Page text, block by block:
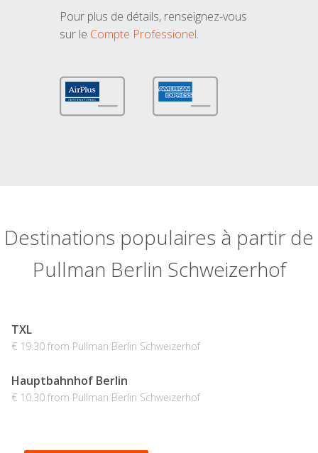
Pour plus de détails, renseignez-vous
sur le Compte Professionel.
Destinations populaires à partir de
Pullman Berlin Schweizerhof
TXL
€ 19.30 from Pullman Berlin Schweizerhof
Hauptbahnhof Berlin
€ 10.30 from Pullman Berlin Schweizerhof